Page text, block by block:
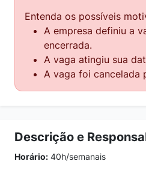
Entenda os possíveis
A empresa definiu a
encerrada.
A vaga atingiu sua
A vaga foi cancelada
Descrição e
Horário: 40h/semanais